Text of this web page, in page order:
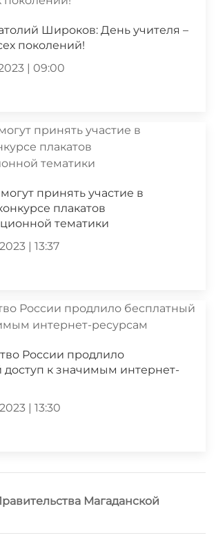
Широков: День учителя –
поколений!
| 09:00
принять участие в
плакатов
тематики
| 13:37
России продлило
доступ к значимым интернет-
| 13:30
Магаданской